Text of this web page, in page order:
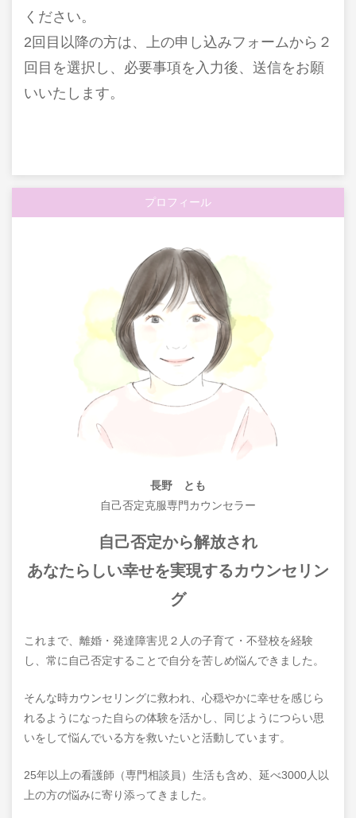
ください。
2回目以降の方は、上の申し込みフォームから２
回目を選択し、必要事項を入力後、送信をお願
いいたします。
プロフィール
長野 とも
自己否定克服専門カウンセラー
自己否定から解放され
あなたらしい幸せを実現するカウンセリン
グ
これまで、離婚・発達障害児２人の子育て・不登校を経験
し、常に自己否定することで自分を苦しめ悩んできました。
そんな時カウンセリングに救われ、心穏やかに幸せを感じら
れるようになった自らの体験を活かし、同じようにつらい思
いをして悩んでいる方を救いたいと活動しています。
25年以上の看護師（専門相談員）生活も含め、延べ3000人以
上の方の悩みに寄り添ってきました。